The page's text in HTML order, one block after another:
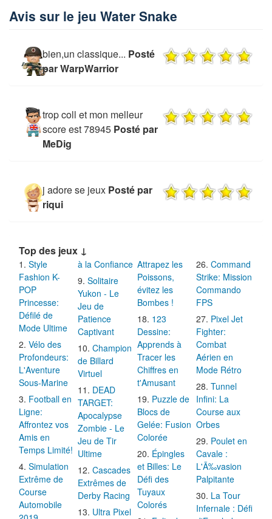
Avis sur le jeu Water Snake
bien,un classique... Posté
par WarpWarrior
trop coll et mon melleur
score est 78945 Posté par
MeDig
j adore se jeux Posté par
riqui
Top des jeux ↓
Style
Fashion K-
POP
Princesse:
Défilé de
Mode Ultime
Vélo des
Profondeurs:
L'Aventure
Sous-Marine
Football en
Ligne:
Affrontez vos
Amis en
Temps Limité!
Simulation
Extrême de
Course
Automobile
à la Confiance
Solitaire
Yukon - Le
Jeu de
Patience
Captivant
Champion
de Billard
Virtuel
DEAD
TARGET:
Apocalypse
Zombie - Le
Jeu de Tir
Ultime
Cascades
Extrêmes de
Derby Racing
Ultra Pixel
Attrapez les
Poissons,
évitez les
Bombes !
123
Dessine:
Apprends à
Tracer les
Chiffres en
t'Amusant
Puzzle de
Blocs de
Gelée: Fusion
Colorée
Épingles
et Billes: Le
Défi des
Tuyaux
Colorés
Command
Strike: Mission
Commando
FPS
Pixel Jet
Fighter:
Combat
Aérien en
Mode Rétro
Tunnel
Infini: La
Course aux
Orbes
Poulet en
Cavale :
L'Ã‰vasion
Palpitante
La Tour
Infernale : Défi